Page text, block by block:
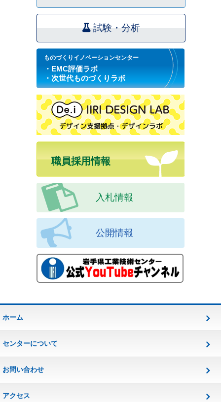
試験・分析
ものづくりイノベーションセンター
・EMC評価ラボ
・次世代ものづくりラボ
職員採用情報
入札情報
公開情報
ホーム
センターについて
お問い合わせ
アクセス